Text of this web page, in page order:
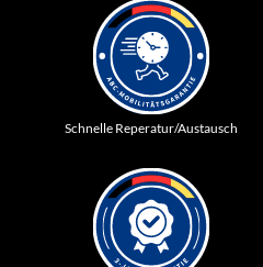
Schnelle Reperatur/Austausch